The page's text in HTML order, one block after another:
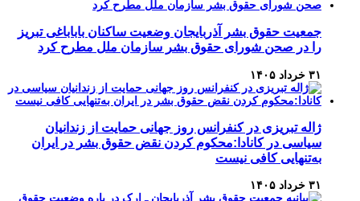
جمعیت حقوق بشر آذربایجان وضعیت ساکنان باباباغی تبریز
را در صحن شورای حقوق بشر سازمان ملل مطرح کرد
۳۱ خرداد ۱۴۰۵
ژاله تبریزی در کنفرانس روز جهانی حمایت از زندانیان
سیاسی در کانادا:محکوم کردن نقض حقوق بشر در ایران
به‌تنهایی کافی نیست
۳۱ خرداد ۱۴۰۵